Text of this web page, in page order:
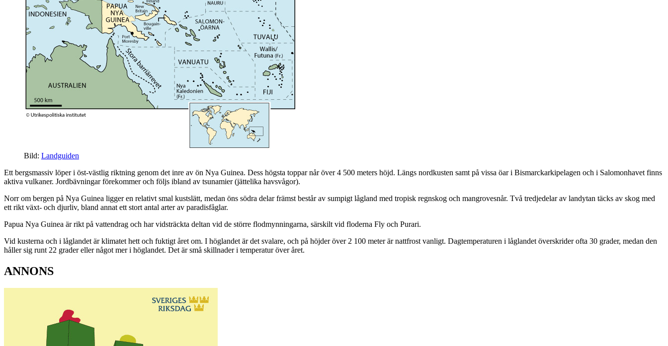
Bild: Landguiden
Ett bergsmassiv löper i öst-västlig riktning genom det inre av ön Nya Guinea. Dess högsta toppar når över 4 500 meters höjd. Längs nordkusten samt på vissa öar i Bismarckarkipelagen och i Salomonhavet finns
aktiva vulkaner. Jordbävningar förekommer och följs ibland av tsunamier (jättelika havsvågor).
Norr om bergen på Nya Guinea ligger en relativt smal kustslätt, medan öns södra delar främst består av sumpigt lågland med tropisk regnskog och mangrovesnår. Två tredjedelar av landytan täcks av skog med
ett rikt växt- och djurliv, bland annat ett stort antal arter av paradisfåglar.
Papua Nya Guinea är rikt på vattendrag och har vidsträckta deltan vid de större flodmynningarna, särskilt vid floderna Fly och Purari.
Vid kusterna och i låglandet är klimatet hett och fuktigt året om. I höglandet är det svalare, och på höjder över 2 100 meter är nattfrost vanligt. Dagtemperaturen i låglandet överskrider ofta 30 grader, medan den
håller sig runt 22 grader eller något mer i höglandet. Det är små skillnader i temperatur över året.
ANNONS